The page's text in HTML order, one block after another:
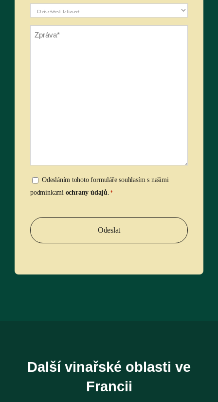
Client
type
Zpráva
Consent
*
Odesláním tohoto formuláře souhlasím s našimi
podmínkami ochrany údajů.*
Další vinařské oblasti ve
Francii